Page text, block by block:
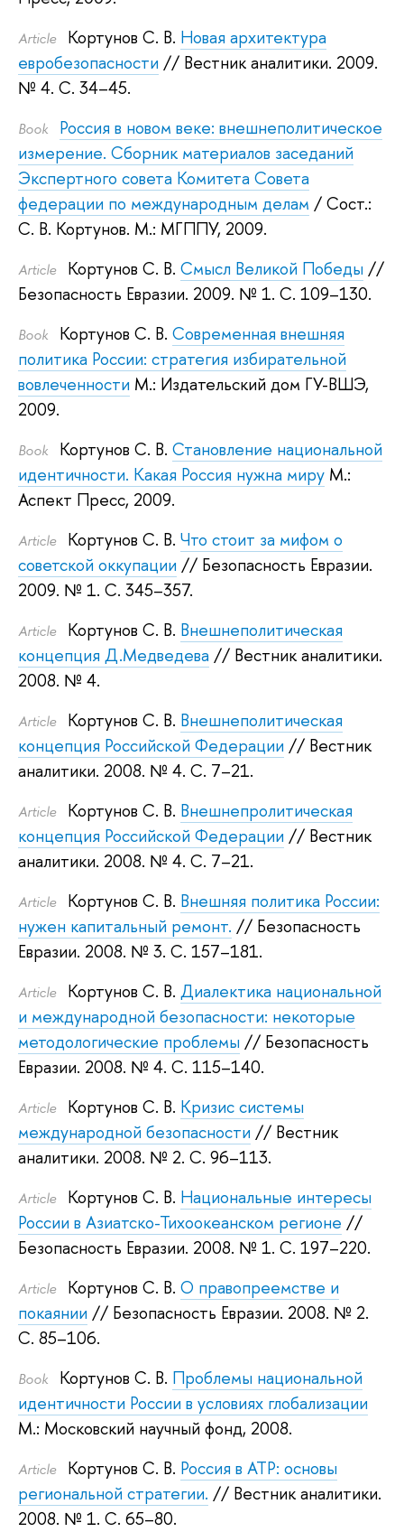
Article Кортунов С. В. Новая архитектура
евробезопасности // Вестник аналитики. 2009.
№ 4. С. 34–45.
Book
Россия в новом веке: внешнеполитическое
измерение. Сборник материалов заседаний
Экспертного совета Комитета Совета
федерации по международным делам / Сост.:
С. В. Кортунов. М.: МГППУ, 2009.
Article Кортунов С. В. Смысл Великой Победы //
Безопасность Евразии. 2009. № 1. С. 109–130.
Book Кортунов С. В. Современная внешняя
политика России: стратегия избирательной
вовлеченности М.: Издательский дом ГУ-ВШЭ,
2009.
Book Кортунов С. В. Становление национальной
идентичности. Какая Россия нужна миру М.:
Аспект Пресс, 2009.
Article Кортунов С. В. Что стоит за мифом о
советской оккупации // Безопасность Евразии.
2009. № 1. С. 345–357.
Article Кортунов С. В. Внешнеполитическая
концепция Д.Медведева // Вестник аналитики.
2008. № 4.
Article Кортунов С. В. Внешнеполитическая
концепция Российской Федерации // Вестник
аналитики. 2008. № 4. С. 7–21.
Article Кортунов С. В. Внешнепролитическая
концепция Российской Федерации // Вестник
аналитики. 2008. № 4. С. 7–21.
Article Кортунов С. В. Внешняя политика России:
нужен капитальный ремонт. // Безопасность
Евразии. 2008. № 3. С. 157–181.
Article Кортунов С. В. Диалектика национальной
и международной безопасности: некоторые
методологические проблемы // Безопасность
Евразии. 2008. № 4. С. 115–140.
Article Кортунов С. В. Кризис системы
международной безопасности // Вестник
аналитики. 2008. № 2. С. 96–113.
Article Кортунов С. В. Национальные интересы
России в Азиатско-Тихоокеанском регионе //
Безопасность Евразии. 2008. № 1. С. 197–220.
Article Кортунов С. В. О правопреемстве и
покаянии // Безопасность Евразии. 2008. № 2.
С. 85–106.
Book Кортунов С. В. Проблемы национальной
идентичности России в условиях глобализации
М.: Московский научный фонд, 2008.
Article Кортунов С. В. Россия в АТР: основы
региональной стратегии. // Вестник аналитики.
2008. № 1. С. 65–80.